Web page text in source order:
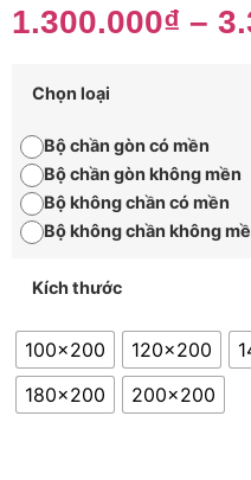
1.300.000₫ –
Chọn loại
Bộ chần gòn có mền
Bộ chần gòn không mền
Bộ không chần có mền
Bộ không chần không
Kích thước
100x200 120x200
180x200
200x200